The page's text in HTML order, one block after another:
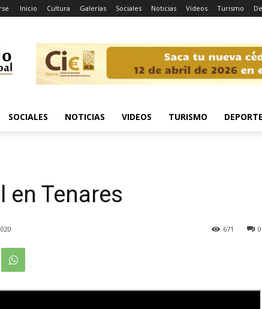
Inicio Cultura Galerías Sociales Noticias Videos Turismo
SOCIALES NOTICIAS VIDEOS TURISMO
en Tenares
0
671